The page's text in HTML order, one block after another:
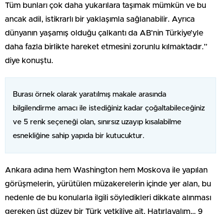
Tüm bunları çok daha yukarılara taşımak mümkün ve bu
ancak adil, istikrarlı bir yaklaşımla sağlanabilir. Ayrıca
dünyanın yaşamış olduğu çalkantı da AB’nin Türkiye’yle
daha fazla birlikte hareket etmesini zorunlu kılmaktadır.”
diye konuştu.
Burası örnek olarak yaratılmış makale arasında
bilgilendirme amacı ile istediğiniz kadar çoğaltabileceğiniz
ve 5 renk seçeneği olan, sınırsız uzayıp kısalabilme
esnekliğine sahip yapıda bir kutucuktur.
Ankara adına hem Washington hem Moskova ile yapılan
görüşmelerin, yürütülen müzakerelerin içinde yer alan, bu
nedenle de bu konularla ilgili söyledikleri dikkate alınması
gereken üst düzey bir Türk yetkiliye ait. Hatırlayalım… 9